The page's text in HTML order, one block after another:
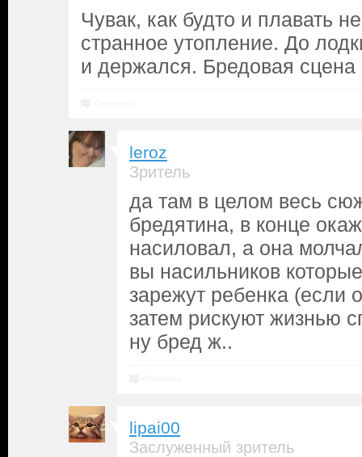
Чувак, как будто и плавать
странное утопление. До
и держался. Бредовая сцена
leroz
Зритель
да там в целом весь
бредятина, в конце
насиловал, а она
вы насильников
зарежут ребенка (если
затем рискуют жизнью
ну бред ж..
lipai00
Заслуженный зритель